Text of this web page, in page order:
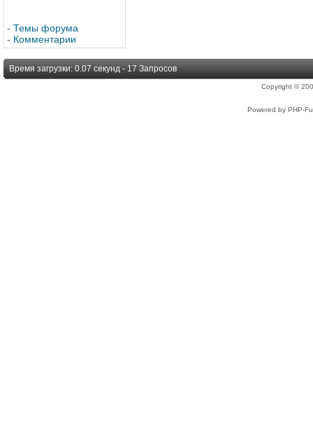
- Темы форума
- Комментарии
Время загрузки: 0.07 секунд - 17 Запросов
Copyright ©
Powered by PHP-